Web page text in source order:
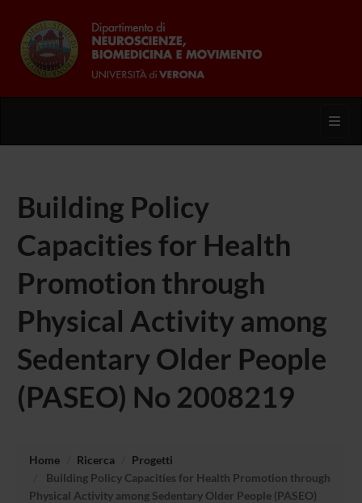
Building Policy
Capacities for Health
Promotion through
Physical Activity among
Sedentary Older People
(PASEO) No 2008219
Home Ricerca
Progetti
Building Policy Capacities for Health Promotion through
Physical Activity among Sedentary Older People (PASEO)